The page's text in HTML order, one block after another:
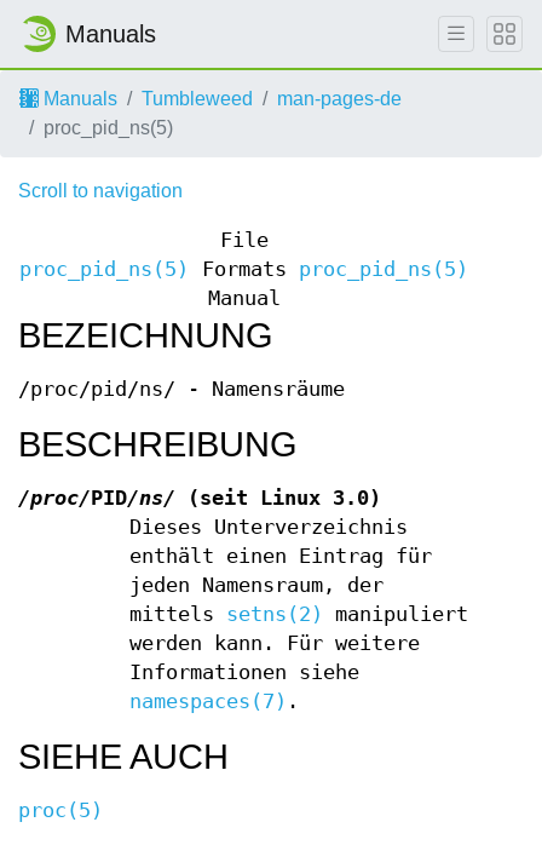
Manuals
Manuals Tumbleweed
man-pages-de
proc_pid_ns(5)
Scroll to navigation
proc_pid_ns(5)
File
Formats
Manual
proc_pid_ns(5)
BEZEICHNUNG
/proc/pid/ns/ - Namensräume
BESCHREIBUNG
/proc/PID/ns/ (seit Linux 3.0)
Dieses Unterverzeichnis
enthält einen Eintrag für
jeden Namensraum, der
mittels setns(2)
manipuliert
werden kann. Für weitere
Informationen siehe
namespaces(7) .
SIEHE AUCH
proc(5)